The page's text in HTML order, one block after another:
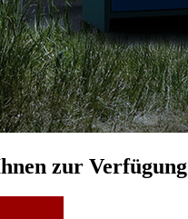
zur Verfügung